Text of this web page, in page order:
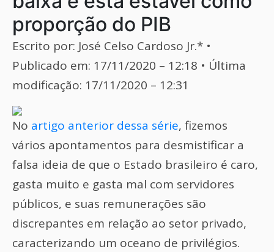
proporção do PIB
Escrito por: José Celso Cardoso Jr.* •
Publicado em: 17/11/2020 – 12:18 • Última
modificação: 17/11/2020 – 12:31
No artigo anterior dessa série, fizemos
vários apontamentos para desmistificar a
falsa ideia de que o Estado brasileiro é caro,
gasta muito e gasta mal com servidores
públicos, e suas remunerações são
discrepantes em relação ao setor privado,
caracterizando um oceano de privilégios.